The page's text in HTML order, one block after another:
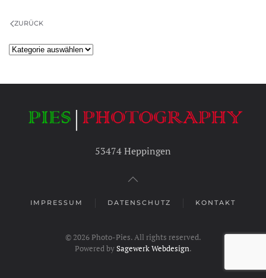
ZURÜCK
Kategorien
53474 Heppingen
IMPRESSUM DATENSCHUTZ KONTAKT
© 2026Photo-Pies. All rights reserved.
Powered bySagewerk Webdesign.